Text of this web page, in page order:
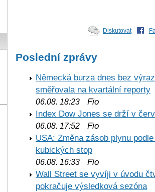
Diskutovat
Poslední zprávy
Německá burza dnes bez
směřovala na kvartální reporty
06.08. 18:23 Fio
Index Dow Jones se drží v
06.08. 17:52 Fio
USA: Změna zásob plynu
kubických stop
06.08. 16:33 Fio
Wall Street se vyvíji v úvodu
pokračuje výsledková sezóna